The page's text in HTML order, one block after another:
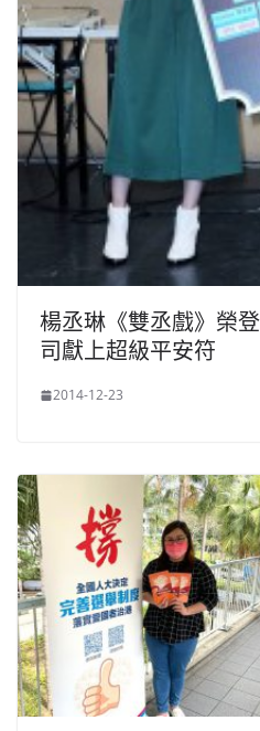
楊丞琳《雙丞戲》榮
司獻上超級平安符
2014-12-23